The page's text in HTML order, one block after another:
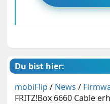
Du bist hier:
mobiFlip / News /
FRITZ!Box 6660 Cable